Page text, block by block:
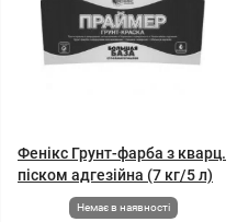
Фенікс Грунт-фарба з кварц.
піском адгезійна (7 кг/5 л)
Немає в наявності